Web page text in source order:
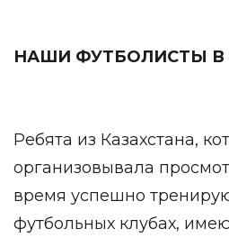
НАШИ ФУТБОЛИСТЫ В
Ребята из Казахстана,
организовывала
время успешно
футбольных клубах,